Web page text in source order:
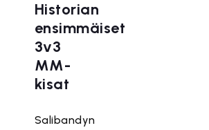
Historian
ensimmäiset
3v3
MM-
kisat
Salibandyn